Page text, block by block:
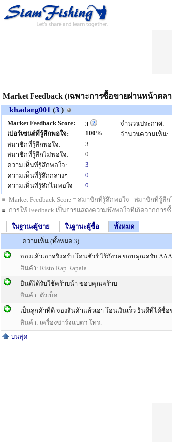
Market Feedback (เฉพาะการซื้อขายผ่านหน้าตล
khadang001 (3 )
Market Feedback Score:
3
เปอร์เซนต์ที่รู้สึกพอใจ:
100%
สมาชิกที่รู้สึกพอใจ:
3
สมาชิกที่รู้สึกไม่พอใจ:
0
ความเห็นที่รู้สึกพอใจ:
3
ความเห็นที่รู้สึกกลางๆ
0
ความเห็นที่รู้สึกไม่พอใจ
0
จำนวนประกาศ:
จำนวนความเห็น:
Market Feedback Score = สมาชิกที่รู้สึกพอใจ - สมาชิกที่
การให้ Feedback เป็นการแสดงความพึงพอใจที่เกิดจากก
ในฐานะผู้ขาย ในฐานะผู้ซื้อ
ทั้งหมด
ความเห็น (ทั้งหมด 3)
จองแล้วเอาจริงครับ โอนชัวร์ ไร้กังวล ขอบคุณครับ
สินค้า: Risto Rap Rapala
ยินดีได้รับใช้คร้าบน้า ขอบคุณคร้าบ
สินค้า: ตัวเบ็ด
เป็นลูกค้าที่ดี จองสินค้าแล้วเอา โอนเงินเร็ว ยินดีที่ได้ซื้
สินค้า: เครื่องชาร์จแบตฯ โทร.
บนสุด